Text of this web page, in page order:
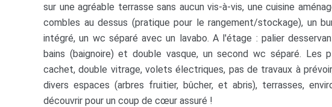
sur une agréable terrasse sans aucun vis-à-vis, une cuisine
combles au dessus (pratique pour le rangement/stockage), un
intégré, un wc séparé avec un lavabo. A l'étage : palier
bains (baignoire) et double vasque, un second wc séparé. Les
cachet, double vitrage, volets électriques, pas de travaux à
divers espaces (arbres fruitier, bûcher, et abris), terrasses,
découvrir pour un coup de cœur assuré !